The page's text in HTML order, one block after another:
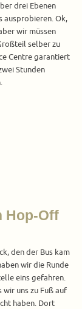
drei Ebenen
ausprobieren. Ok,
wir müssen
selber zu
Centre garantiert
Stunden
Hop-Off
den der Bus kam
wir die Runde
eins gefahren.
wir uns zu Fuß auf
haben. Dort